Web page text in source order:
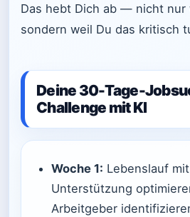
Das hebt Dich ab — nicht nur
sondern weil Du das kritisch
Deine 30-Tage-
Challenge mit KI
Woche 1: Lebenslauf
Unterstützung
Arbeitgeber